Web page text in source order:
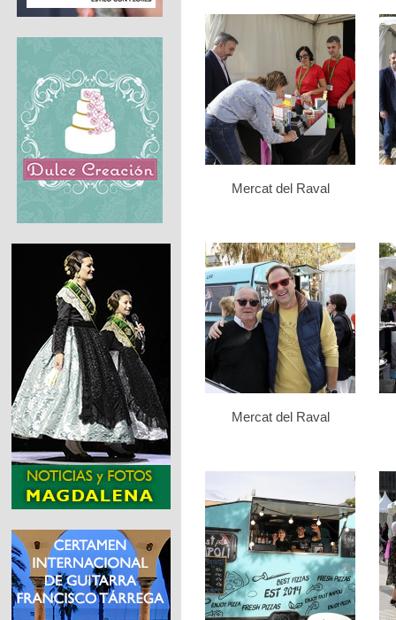
Mercat del Raval
Mercat del Raval